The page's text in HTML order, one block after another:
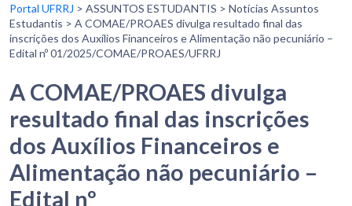
Portal UFRRJ > ASSUNTOS ESTUDANTIS > Notícias Assuntos
Estudantis > A COMAE/PROAES divulga resultado final das
inscrições dos Auxílios Financeiros e Alimentação não pecuniário –
Edital nº 01/2025/COMAE/PROAES/UFRRJ
A COMAE/PROAES divulga
resultado final das inscrições
dos Auxílios Financeiros e
Alimentação não pecuniário –
Edital nº